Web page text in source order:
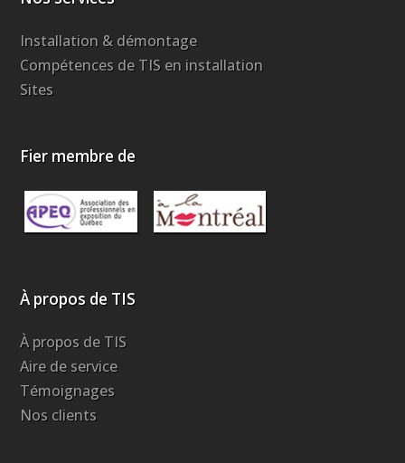
Installation & démontage
Compétences de TIS en installation
Sites
Fier membre de
À propos de TIS
À propos de TIS
Aire de service
Témoignages
Nos clients